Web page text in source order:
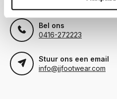
Klantenservice:
Bel ons
0416-272223
Stuur ons een email
info@jjfootwear.com